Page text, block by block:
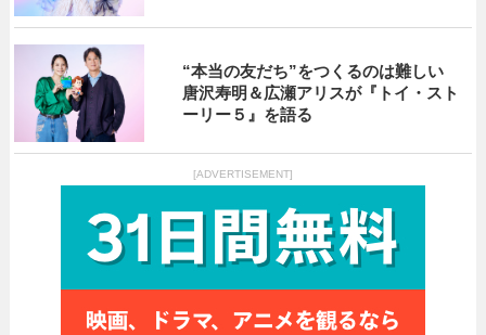
“本当の友だち”をつくるのは難しい
唐沢寿明＆広瀬アリスが『トイ・スト
ーリー５』を語る
[ADVERTISEMENT]